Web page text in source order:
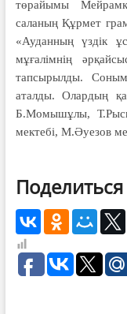
төрайымы
саланың Құрмет
«Ауданның үздік
мұғалімнің
тапсырылды.
аталды. Олардың
Б.Момышұлы,
мектебі, М.Әуезов